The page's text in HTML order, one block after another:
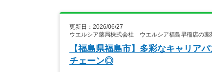
更新日：2026/06/27
ウエルシア薬局株式会社 ウエルシア福島早稲店の薬
【福島県福島市】多彩なキャリア
チェーン◎